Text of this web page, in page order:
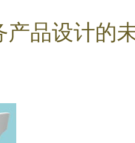
产品设计的